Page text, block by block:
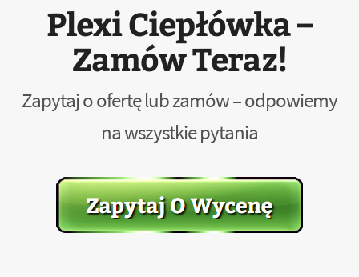
Plexi Ciepłówka –
Zamów Teraz!
Zapytaj o ofertę lub zamów – odpowiemy
na wszystkie pytania